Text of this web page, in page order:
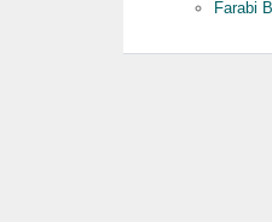
Farabi